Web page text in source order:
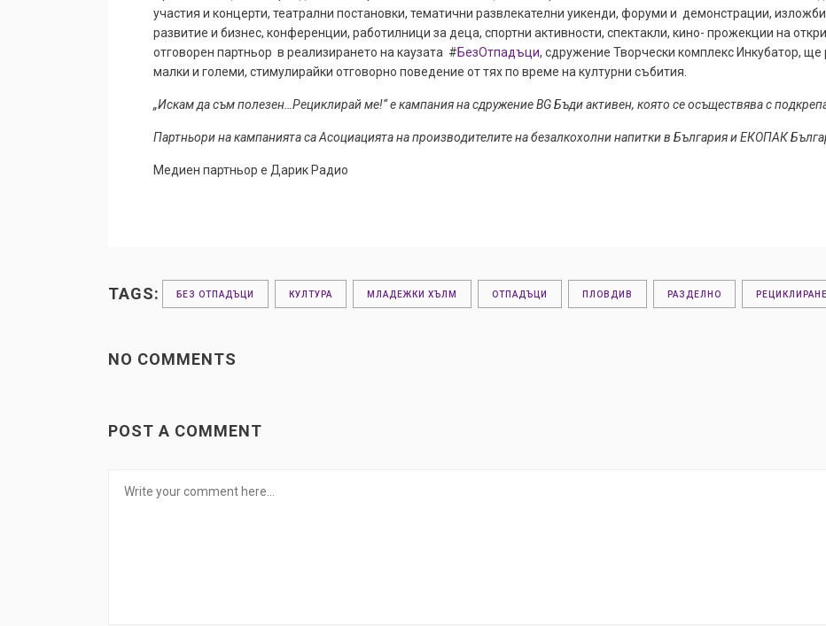
участия и концерти, театрални постановки, тематични развлекателни уикенди, форуми и демонстрации,
развитие и бизнес, конференции, работилници за деца, спортни активности, спектакли, кино- прожекции на
отговорен партньор в реализирането на каузата #БезОтпадъци, сдружение Творчески комплекс Инкубатор,
малки и големи, стимулирайки отговорно поведение от тях по време на културни събития.
„Искам да съм полезен…Рециклирай ме!“ е кампания на сдружение BG Бъди активен, която се осъществява с
Партньори на кампанията са Асоциацията на производителите на безалкохолни напитки в България и ЕКОПАК
Медиен партньор е Дарик Радио
TAGS: БЕЗ ОТПАДЪЦИ КУЛТУРА МЛАДЕЖКИ ХЪЛМ ОТПАДЪЦИ ПЛОВДИВ РАЗДЕЛНО РЕЦИКЛИРАНЕ
NO COMMENTS
POST A COMMENT